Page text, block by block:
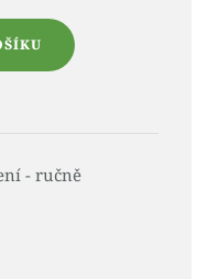
- ručně